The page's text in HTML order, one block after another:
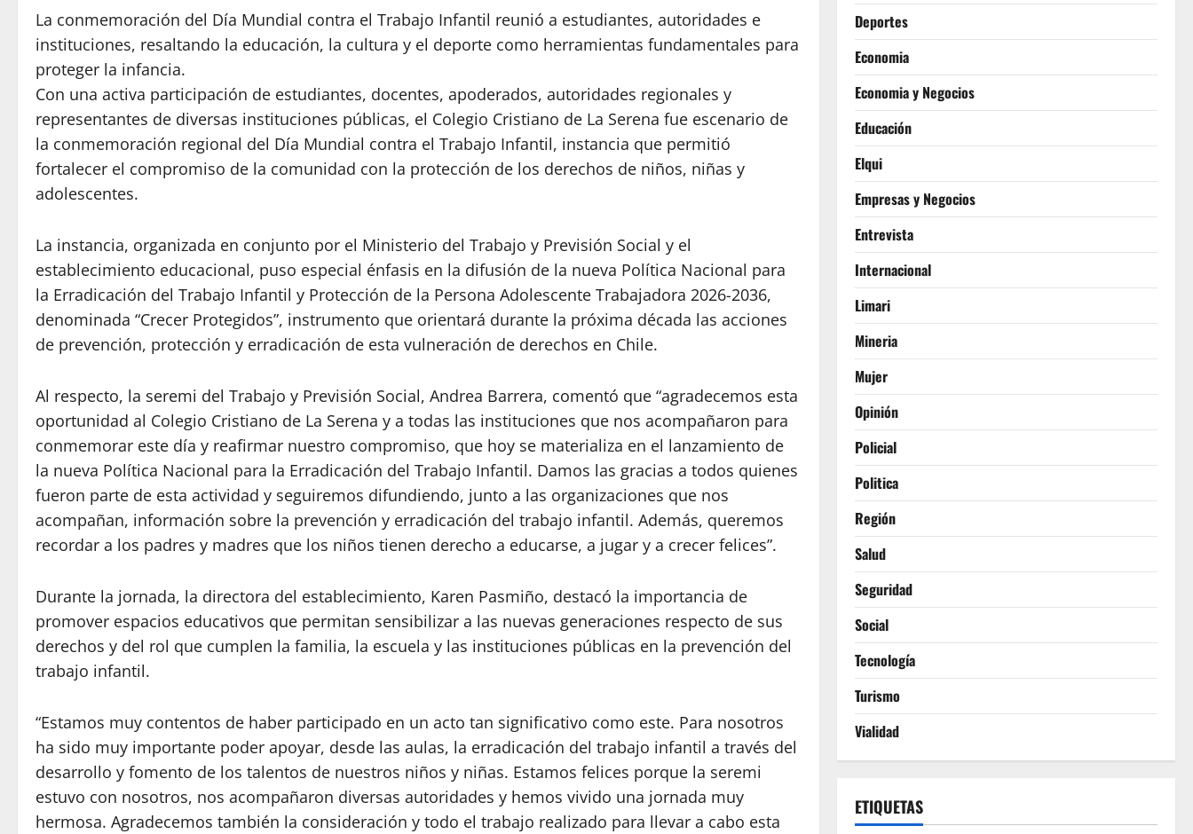
La conmemoración del Día Mundial contra el Trabajo Infantil reunió a estudiantes, autoridades e
instituciones, resaltando la educación, la cultura y el deporte como herramientas fundamentales para
proteger la infancia.
Con una activa participación de estudiantes, docentes, apoderados, autoridades regionales y
representantes de diversas instituciones públicas, el Colegio Cristiano de La Serena fue escenario de
la conmemoración regional del Día Mundial contra el Trabajo Infantil, instancia que permitió
fortalecer el compromiso de la comunidad con la protección de los derechos de niños, niñas y
adolescentes.
La instancia, organizada en conjunto por el Ministerio del Trabajo y Previsión Social y el
establecimiento educacional, puso especial énfasis en la difusión de la nueva Política Nacional para
la Erradicación del Trabajo Infantil y Protección de la Persona Adolescente Trabajadora 2026-2036,
denominada “Crecer Protegidos”, instrumento que orientará durante la próxima década las acciones
de prevención, protección y erradicación de esta vulneración de derechos en Chile.
Al respecto, la seremi del Trabajo y Previsión Social, Andrea Barrera, comentó que “agradecemos esta
oportunidad al Colegio Cristiano de La Serena y a todas las instituciones que nos acompañaron para
conmemorar este día y reafirmar nuestro compromiso, que hoy se materializa en el lanzamiento de
la nueva Política Nacional para la Erradicación del Trabajo Infantil. Damos las gracias a todos quienes
fueron parte de esta actividad y seguiremos difundiendo, junto a las organizaciones que nos
acompañan, información sobre la prevención y erradicación del trabajo infantil. Además, queremos
recordar a los padres y madres que los niños tienen derecho a educarse, a jugar y a crecer felices”.
Durante la jornada, la directora del establecimiento, Karen Pasmiño, destacó la importancia de
promover espacios educativos que permitan sensibilizar a las nuevas generaciones respecto de sus
derechos y del rol que cumplen la familia, la escuela y las instituciones públicas en la prevención del
trabajo infantil.
“Estamos muy contentos de haber participado en un acto tan significativo como este. Para nosotros
ha sido muy importante poder apoyar, desde las aulas, la erradicación del trabajo infantil a través del
desarrollo y fomento de los talentos de nuestros niños y niñas. Estamos felices porque la seremi
estuvo con nosotros, nos acompañaron diversas autoridades y hemos vivido una jornada muy
hermosa. Agradecemos también la consideración y todo el trabajo realizado para llevar a cabo esta
Deportes
Economia
Economia y Negocios
Educación
Elqui
Empresas y Negocios
Entrevista
Internacional
Limari
Mineria
Mujer
Opinión
Policial
Politica
Región
Salud
Seguridad
Social
Tecnología
Turismo
Vialidad
ETIQUETAS